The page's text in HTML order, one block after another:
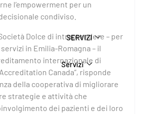
SERVIZI
Servizi
l’empowerment per un
condiviso.
Dolce di intraprendere – per
in Emilia-Romagna – il
internazionale di
Canada”, risponde
della cooperativa di migliorare
strategie e attività che
dei pazienti e dei loro